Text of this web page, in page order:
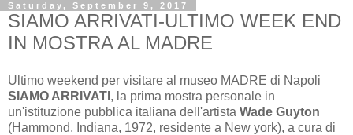
Saturday, September 9, 2017
SIAMO ARRIVATI-ULTIMO WEEK END
IN MOSTRA AL MADRE
Ultimo weekend per visitare al museo MADRE di Napoli
SIAMO ARRIVATI , la prima mostra personale in
un'istituzione pubblica italiana dell'artista Wade Guyton
(Hammond, Indiana, 1972, residente a New york), a cura di